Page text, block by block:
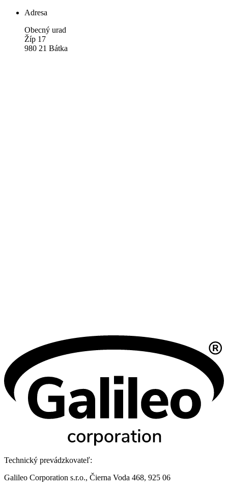
Adresa
Obecný urad
Žíp 17
980 21 Bátka
Technický prevádzkovateľ:
Galileo Corporation s.r.o., Čierna Voda 468, 925 06